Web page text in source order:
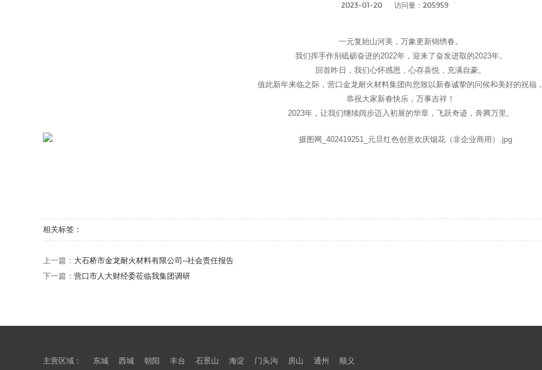
2023-01-20 访问量：205959
一元复始山河美，万象更新锦绣春。
我们挥手作别砥砺奋进的2022年，迎来了奋发进取的2023年。
回首昨日，我们心怀感恩，心存喜悦，充满自豪。
值此新年来临之际，营口金龙耐火材料集团向您致以新春诚挚的问候和美好的祝福，
恭祝大家新春快乐，万事吉祥！
2023年，让我们继续阔步迈入初展的华章，飞跃奇迹，奔腾万里。
相关标签：
上一篇： 大石桥市金龙耐火材料有限公司--社会责任报告
下一篇： 营口市人大财经委莅临我集团调研
主营区域： 东城 西城 朝阳 丰台 石景山 海淀 门头沟 房山 通州 顺义